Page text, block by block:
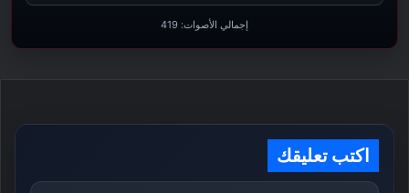
إجمالي الأصوات: 419
اكتب تعليقك